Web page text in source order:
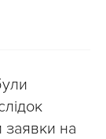
заявки на